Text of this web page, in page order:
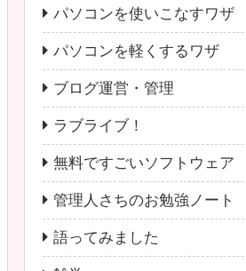
パソコンを使いこなすワザ
パソコンを軽くするワザ
ブログ運営・管理
ラブライブ！
無料ですごいソフトウェア
管理人さちのお勉強ノート
語ってみました